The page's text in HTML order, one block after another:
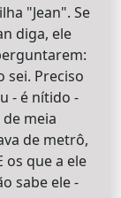
"Jean". Se
diga, ele
sei. Preciso
- é nítido -
meia
de metrô,
os que a ele
sabe ele -